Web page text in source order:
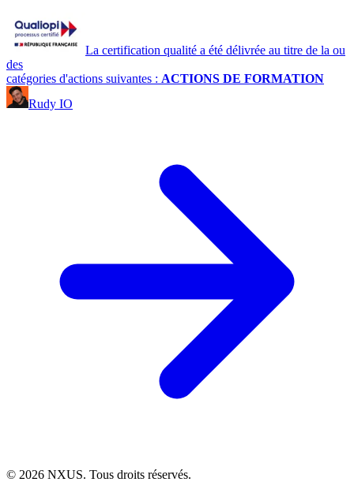
La certification qualité a été délivrée au titre de la ou
des
catégories d'actions suivantes : ACTIONS DE FORMATION
Rudy IO
© 2026 NXUS. Tous droits réservés.